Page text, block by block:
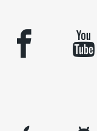
facebook youtube